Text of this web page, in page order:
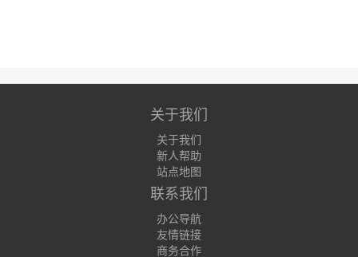
关于我们
关于我们
新人帮助
站点地图
联系我们
办公导航
友情链接
商务合作